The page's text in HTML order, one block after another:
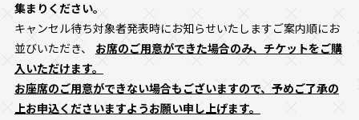
集まりください。
キャンセル待ち対象者発表時にお知らせいたしますご案内順にお
並びいただき、 お席のご用意ができた場合のみ、チケットをご購
入いただけます。
お座席のご用意ができない場合もございますので、予めご了承の
上お申込くださいますようお願い申し上げます。